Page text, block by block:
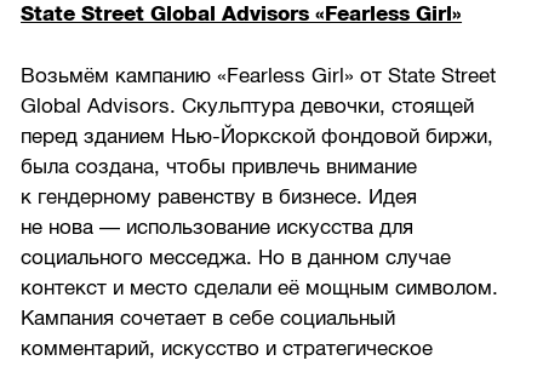
State Street Global Advisors «Fearless Girl»
Возьмём кампанию «Fearless Girl» от State Street
Global Advisors. Скульптура девочки, стоящей
перед зданием Нью-Йоркской фондовой биржи,
была создана, чтобы привлечь внимание
к гендерному равенству в бизнесе. Идея
не нова — использование искусства для
социального месседжа. Но в данном случае
контекст и место сделали её мощным символом.
Кампания сочетает в себе социальный
комментарий, искусство и стратегическое